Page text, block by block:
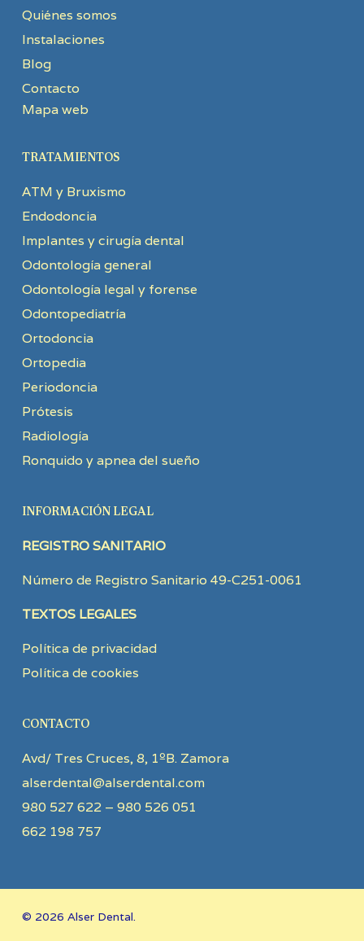
Quiénes somos
Instalaciones
Blog
Contacto
Mapa web
TRATAMIENTOS
ATM y Bruxismo
Endodoncia
Implantes y cirugía dental
Odontología general
Odontología legal y forense
Odontopediatría
Ortodoncia
Ortopedia
Periodoncia
Prótesis
Radiología
Ronquido y apnea del sueño
INFORMACIÓN LEGAL
REGISTRO SANITARIO
Número de Registro Sanitario 49-C251-0061
TEXTOS LEGALES
Política de privacidad
Política de cookies
CONTACTO
Avd/ Tres Cruces, 8, 1ºB. Zamora
alserdental@alserdental.com
980 527 622 – 980 526 051
662 198 757
© 2026 Alser Dental.